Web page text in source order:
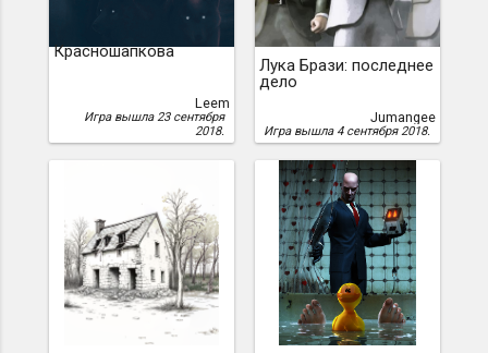
Красношапкова
Leem
Игра вышла 23 сентября
2018.
Лука Брази: последнее
дело
Jumangee
Игра вышла 4 сентября 2018.